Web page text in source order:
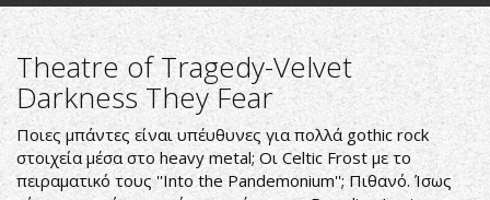
Theatre of Tragedy-Velvet
Darkness They Fear
Ποιες μπάντες είναι υπέυθυνες για πολλά gothic rock
στοιχεία μέσα στο heavy metal; Οι Celtic Frost με το
πειραματικό τους ''Into the Pandemonium''; Πιθανό. Ίσως